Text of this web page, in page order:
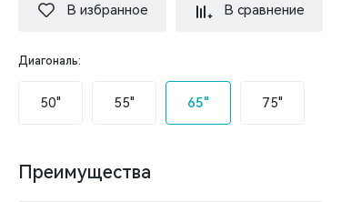
В избранное В сравнение
Диагональ:
50" 55" 65" 75"
Преимущества